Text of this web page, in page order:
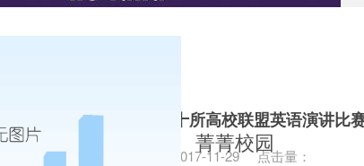
菁菁校园
生参加第十四届陕西省二十所高校联盟英语演讲比
发布日期：2017-11-29 点击量：